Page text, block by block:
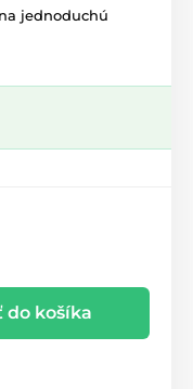
jednoduchú
do košíka